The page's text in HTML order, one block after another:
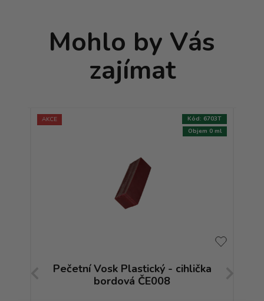
Mohlo by Vás
zajímat
AKCE
Pečetní Vosk Plastický - cihlička
bordová ČE008
Objem 0 ml
Kód: 6703T